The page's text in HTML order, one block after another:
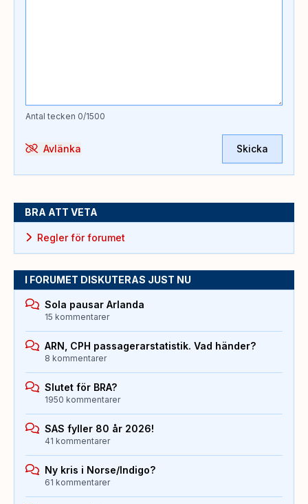
Antal tecken 0/1500
Avlänka Skicka
BRA ATT VETA
Regler för forumet
I FORUMET DISKUTERAS JUST NU
Sola pausar Arlanda
15 kommentarer
ARN, CPH passagerarstatistik. Vad händer?
8 kommentarer
Slutet för BRA?
1950 kommentarer
SAS fyller 80 år 2026!
41 kommentarer
Ny kris i Norse/Indigo?
61 kommentarer